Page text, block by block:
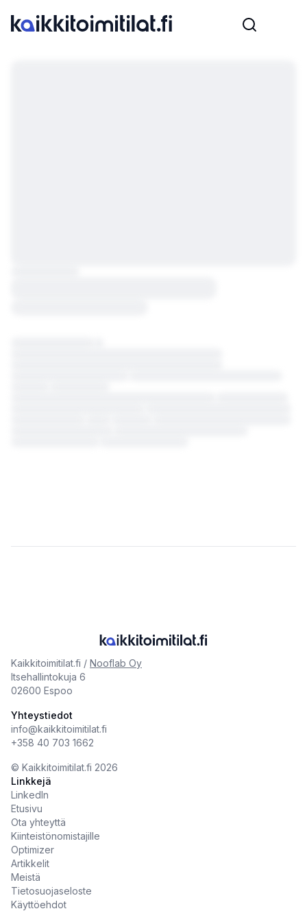
Kaikkitoimitilat.fi / Nooflab Oy
Itsehallintokuja 6
02600 Espoo
Yhteystiedot
info@kaikkitoimitilat.fi
+358 40 703 1662
©️ Kaikkitoimitilat.fi 2026
Linkkejä
LinkedIn
Etusivu
Ota yhteyttä
Kiinteistönomistajille
Optimizer
Artikkelit
Meistä
Tietosuojaseloste
Käyttöehdot